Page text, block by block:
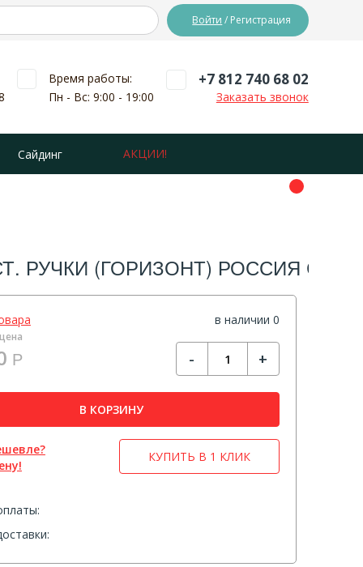
Войти / Регистрация
Время работы:
Пн - Вс: 9:00 - 19:00
+7 812 740 68 02
Заказать звонок
Сайдинг АКЦИИ!
РУЧКИ (ГОРИЗОНТ) РОССИЯ
в наличии 0
Р - +
В КОРЗИНУ
КУПИТЬ В 1 КЛИК